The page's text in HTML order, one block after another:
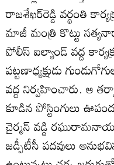
రాజశేఖర్‌రెడ్డి వర్థంతి
మాజీ మంత్రి కొట్టు
పోలీస్‌ ఐల్యాండ్‌ వద్ద
పట్టణాధ్యక్షుడు
వద్ద నిర్వహించారు.
కూడిన పోస్టింగులు
చైర్మన్‌ వడ్డి
జడ్పీటీసీ పదవులు